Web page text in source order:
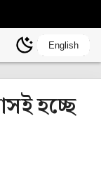
English
হচ্ছে